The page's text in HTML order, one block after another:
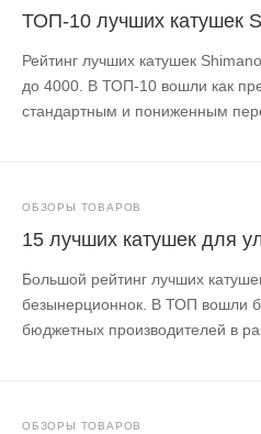
ТОП-10 лучших катушек
Рейтинг лучших катушек
до 4000. В ТОП-10 вошли как
стандартным и пониженным
ОБЗОРЫ ТОВАРОВ
15 лучших катушек для
Большой рейтинг лучших
безынерционнок. В ТОП вошли
бюджетных производителей в
ОБЗОРЫ ТОВАРОВ